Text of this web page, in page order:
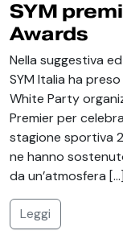
SYM
Awards
Nella suggestiva
SYM Italia ha
White Party
Premier per
stagione sportiva
ne hanno
da un’atmosfera […]
Leggi